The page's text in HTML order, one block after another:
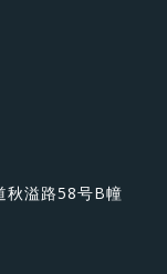
秋溢路58号B幢